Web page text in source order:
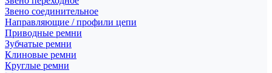
Звено соединительное
Направляющие / профили цепи
Приводные ремни
Зубчатые ремни
Клиновые ремни
Круглые ремни